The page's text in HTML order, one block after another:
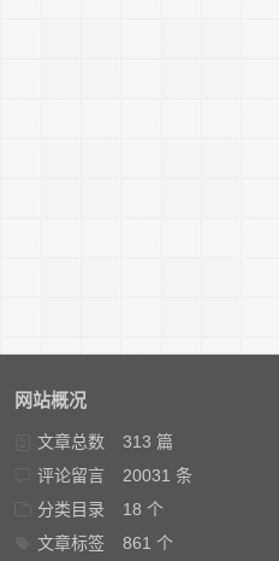
网站概况
文章总数
313 篇
评论留言
20031 条
分类目录
18 个
文章标签
861 个